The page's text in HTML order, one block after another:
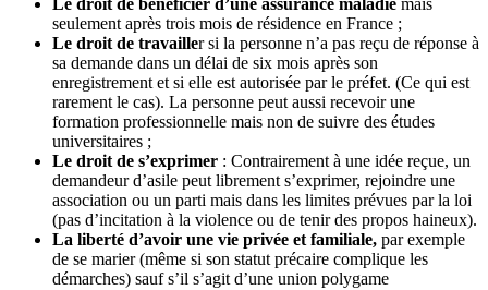
Le droit de bénéficier d’une assurance maladie mais
seulement après trois mois de résidence en France ;
Le droit de travailler si la personne n’a pas reçu de réponse à
sa demande dans un délai de six mois après son
enregistrement et si elle est autorisée par le préfet. (Ce qui est
rarement le cas). La personne peut aussi recevoir une
formation professionnelle mais non de suivre des études
universitaires ;
Le droit de s’exprimer : Contrairement à une idée reçue, un
demandeur d’asile peut librement s’exprimer, rejoindre une
association ou un parti mais dans les limites prévues par la loi
(pas d’incitation à la violence ou de tenir des propos haineux).
La liberté d’avoir une vie privée et familiale, par exemple
de se marier (même si son statut précaire complique les
démarches) sauf s’il s’agit d’une union polygame